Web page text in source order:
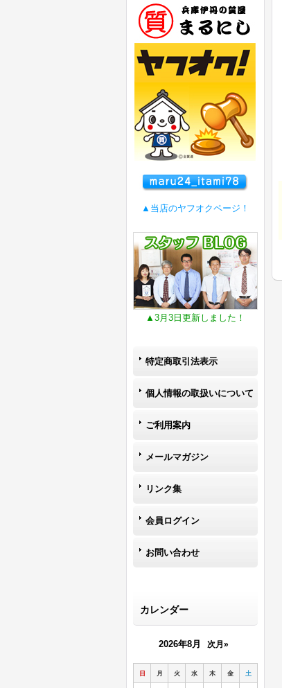
▲当店のヤフオクページ！
▲3月3日更新しました！
特定商取引法表示
個人情報の取扱いについて
ご利用案内
メールマガジン
リンク集
会員ログイン
お問い合わせ
カレンダー
2026年8月 次月»
日 月 火 水 木 金 土